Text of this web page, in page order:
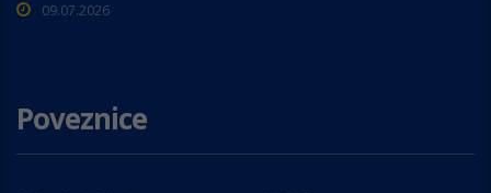
09.07.2026
Poveznice